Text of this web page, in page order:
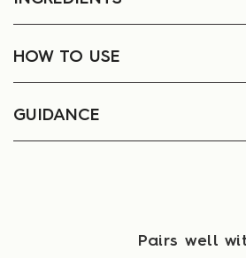
HOW TO USE
GUIDANCE
Pairs well